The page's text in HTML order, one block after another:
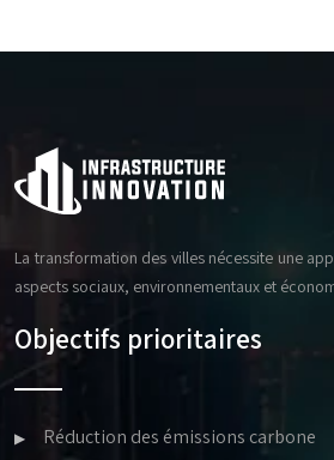
La transformation des villes nécessite une
aspects sociaux, environnementaux et
Objectifs prioritaires
Réduction des émissions carbone